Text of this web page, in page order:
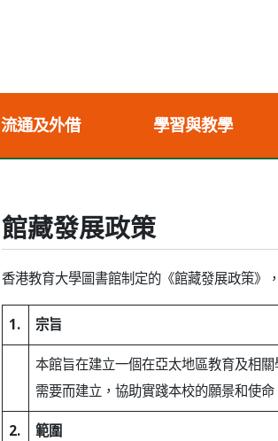
流通及外借 學習與教學
館藏發展政策
香港教育大學圖書館制定的《館藏發展政策》
1. 宗旨
本館旨在建立一個在亞太地區教育及相
需要而建立，協助實踐本校的願景和使
2. 範圍